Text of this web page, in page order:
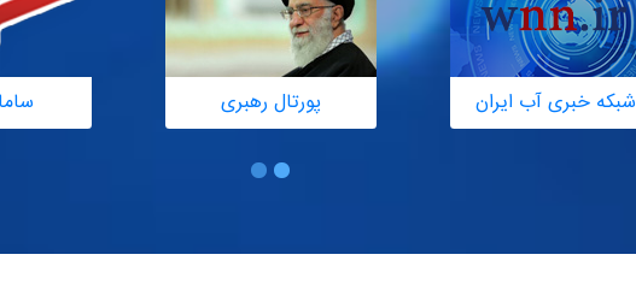
شبکه خبری آب ایران پورتال رهبری